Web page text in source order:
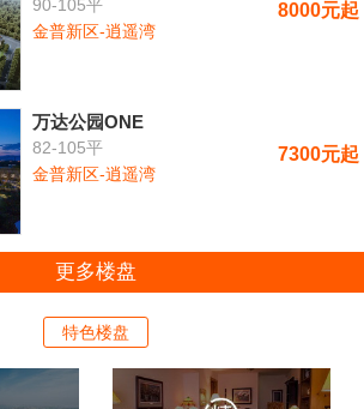
90-105平
金普新区-逍遥湾
8000元起
万达公园ONE
82-105平
金普新区-逍遥湾
7300元起
更多楼盘
特色楼盘